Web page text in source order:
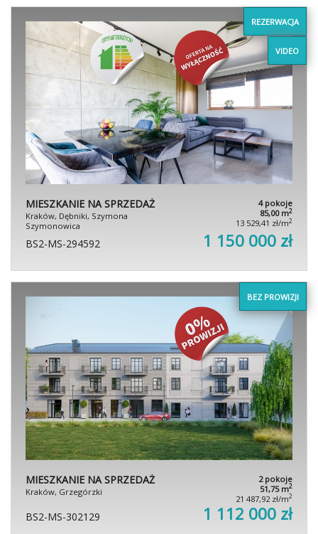
REZERWACJA
VIDEO
MIESZKANIE NA SPRZEDAŻ
Kraków, Dębniki, Szymona
Szymonowica
4 pokoje
85,00 m2
13 529,41 zł/m2
BS2-MS-294592 1 150 000 zł
BEZ PROWIZJI
MIESZKANIE NA SPRZEDAŻ
Kraków, Grzegórzki
2 pokoje
51,75 m2
21 487,92 zł/m2
BS2-MS-302129 1 112 000 zł